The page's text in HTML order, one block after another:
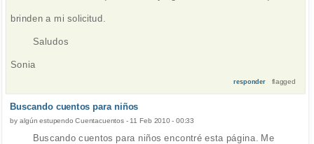
brinden a mi solicitud.
Saludos
Sonia
responder flagged
Buscando cuentos para niños
by algún estupendo Cuentacuentos- 11 Feb 2010 - 00:33
Buscando cuentos para niños encontré esta página. Me